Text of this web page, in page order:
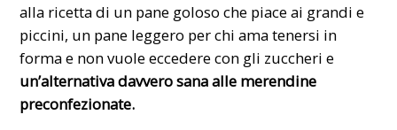
alla ricetta di un pane goloso che piace ai grandi e
piccini, un pane leggero per chi ama tenersi in
forma e non vuole eccedere con gli zuccheri e
un’alternativa davvero sana alle merendine
preconfezionate.